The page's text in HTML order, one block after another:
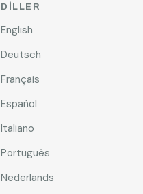
DILLER
English
Deutsch
Français
Español
Italiano
Português
Nederlands